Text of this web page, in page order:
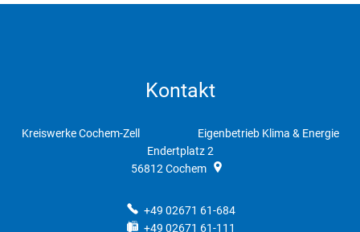
Kontakt
Kreiswerke Cochem-Zell Eigenbetrieb Klima & Energie
Endertplatz 2
56812 Cochem
+49 02671 61-684
+49 02671 61-111